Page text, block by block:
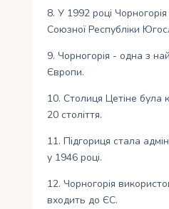
8. У 1992 році
Союзної Республіки
9. Чорногорія - одна з
Європи.
10. Столиця Цетіне була
20 століття.
11. Підгориця стала
у 1946 році.
12. Чорногорія
входить до ЄС.